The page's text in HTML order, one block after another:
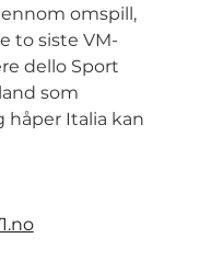
omspill,
to siste VM-
dello Sport
som
håper Italia kan